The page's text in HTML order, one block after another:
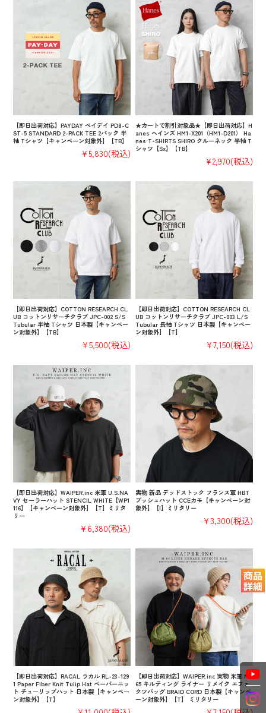
【即日出荷対応】PAYDAY ペイデイ PD8-C
ST-5 STANDARD 2-PACK TEE 2パック 半
袖 Tシャツ【キャンペーン対象外】【TB】
¥5,830(税込)
★カートで割引対象品★【即日出荷対応】H
anes ヘインズ HM1-X201（HM1-D201） Ha
nes T-SHIRTS SHIRO クルーネック 半袖 T
シャツ【Sx】【TB】
¥2,970(税込)
【即日出荷対応】COTTON RESEARCH CL
UB コットンリサーチクラブ JPC-002 S/S
Tubular 半袖 Tシャツ 日本製【キャンペー
ン対象外】【TB】
¥5,500(税込)
【即日出荷対応】COTTON RESEARCH CL
UB コットンリサーチクラブ JPC-003 L/S
Tubular 長袖 Tシャツ 日本製【キャンペー
ン対象外】【T】
¥7,150(税込)
【即日出荷対応】WAIPER.inc 米軍 U.S.NA
VY セーラーハット STENCIL WHITE【WP1
116】【キャンペーン対象外】【T】ミリタ
リー
¥6,380(税込)
実物 新品 デッドストック フランス軍 HBT
ブッシュハット CCEカモ【キャンペーン対
象外】【I】ミリタリー
¥3,300(税込)
【即日出荷対応】RACAL ラカル RL-23-129
1 Paper Fiber Knit Tulip Hat ペーパーニッ
ト チューリップハット 日本製【キャンペー
ン対象外】【T】
【即日出荷対応】WAIPER.inc 実物 米軍 M-
65 キルティング ライナー リメイク エフェ
クツバッグ BRAID CORD 日本製【キャンペ
ーン対象外】【T】 ミリタリー